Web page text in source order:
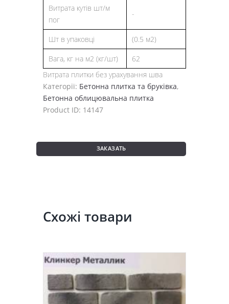
Витрата кутів шт/м
пог
-
Шт в упаковці
(0.5 м2)
Вага, кг на м2 (кг/шт)
62
Витрата плитки без урахування шва
Категорії: Бетонна плитка та бруківка,
Бетонна облицювальна плитка
Product ID: 14147
ЗАКАЗАТЬ
Схожі товари